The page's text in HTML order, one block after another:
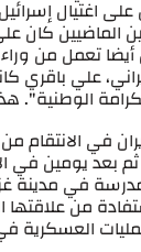
على اغتيال
الماضيين
تعمل من
علي
في
بعد يومين في
من
العسكرية